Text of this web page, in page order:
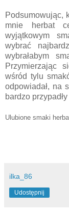
Podsumowując,
mnie herbat
wyjątkowym
wybrać
wybrałabym
Przymierzając
wśród tylu
odpowiadał, na
bardzo
Ulubione smaki
ilka_86
Udostępnij